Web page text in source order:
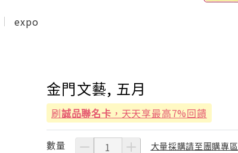
expo
金門文藝, 五月
刷誠品聯名卡 ，天天享最高7%回饋
數量 大量採購請至團購專區